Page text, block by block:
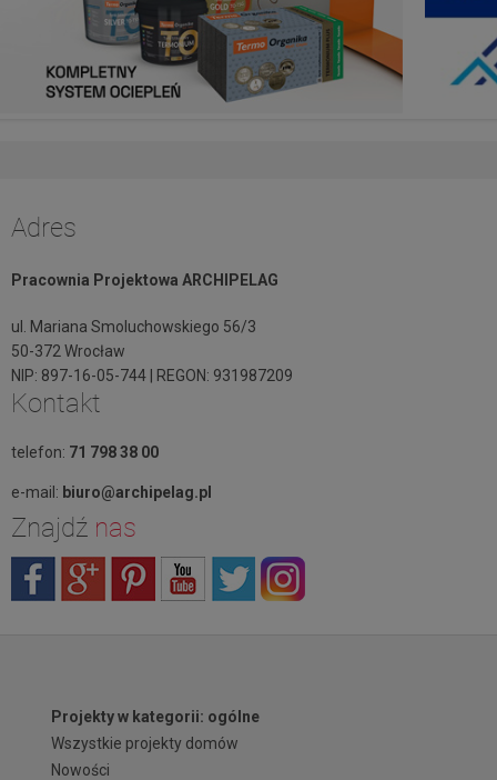
Adres
Pracownia Projektowa ARCHIPELAG
ul. Mariana Smoluchowskiego 56/3
50-372 Wrocław
NIP: 897-16-05-744 | REGON: 931987209
Kontakt
telefon: 71 798 38 00
e-mail: biuro@archipelag.pl
Znajdź nas
Projekty w kategorii: ogólne
Wszystkie projekty domów
Nowości